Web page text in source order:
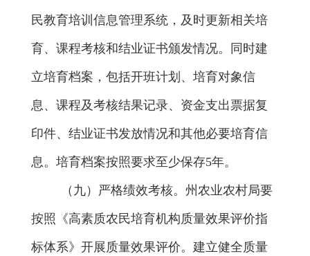
民教育培训信息管理系统，及时更新相关培
育、课程考核和结业证书颁发情况。 同时建
立培育档案，包括开班计划、培育对象信
息、课程及考核结果记录、资金支出票据复
印件、结业证书发放情况和其他必要培育信
息。培育档案按照要求至少保存5年。
（九）严格绩效考核。 州农业农村局要
按照《高素质农民培育机构质量效果评价指
标体系》开展质量效果评价。建立健全质量